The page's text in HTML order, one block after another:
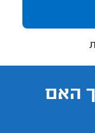
אך האם